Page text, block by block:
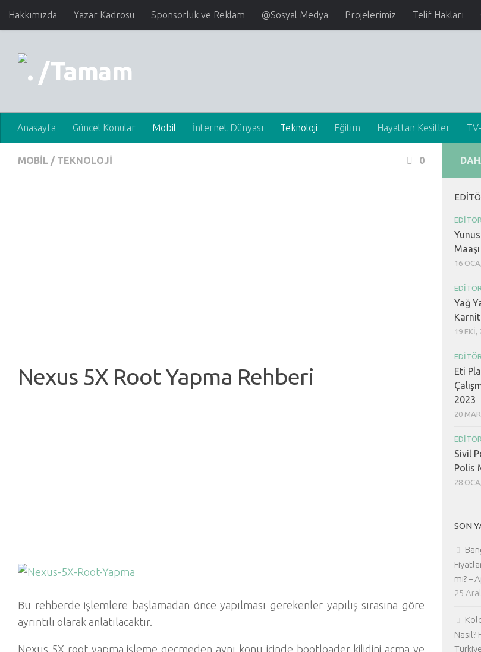
Hakkımızda Yazar Kadrosu Sponsorluk ve Reklam @Sosyal Medya Projelerimiz Telif Hakları
Anasayfa Güncel Konular Mobil İnternet Dünyası Teknoloji Eğitim Hayattan Kesitler
MOBIL / TEKNOLOJI 0
Nexus 5X Root Yapma Rehberi
Bu rehberde işlemlere başlamadan önce yapılması gerekenler yapılış sırasına göre
ayrıntılı olarak anlatılacaktır.
Nexus 5X root yapma işleme geçmeden aynı konu içinde bootloader kilidini açma ve
16
Yağ
19 EKI,
Eti
2023
20
Sivil
Polis
28
SON
mı? –
25